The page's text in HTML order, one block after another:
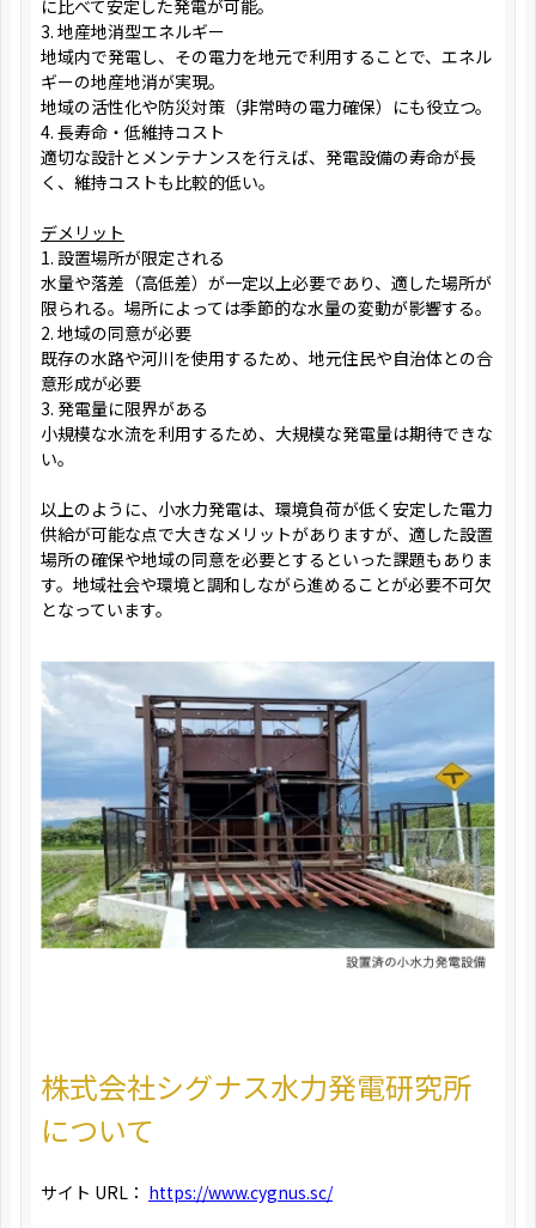
に比べて安定した発電が可能。
3. 地産地消型エネルギー
地域内で発電し、その電力を地元で利用することで、エネル
ギーの地産地消が実現。
地域の活性化や防災対策（非常時の電力確保）にも役立つ。
4. 長寿命・低維持コスト
適切な設計とメンテナンスを行えば、発電設備の寿命が長
く、維持コストも比較的低い。
デメリット
1. 設置場所が限定される
水量や落差（高低差）が一定以上必要であり、適した場所が
限られる。場所によっては季節的な水量の変動が影響する。
2. 地域の同意が必要
既存の水路や河川を使用するため、地元住民や自治体との合
意形成が必要
3. 発電量に限界がある
小規模な水流を利用するため、大規模な発電量は期待できな
い。
以上のように、小水力発電は、環境負荷が低く安定した電力
供給が可能な点で大きなメリットがありますが、適した設置
場所の確保や地域の同意を必要とするといった課題もありま
す。地域社会や環境と調和しながら進めることが必要不可欠
となっています。
株式会社シグナス水力発電研究所
について
サイト URL： https://www.cygnus.sc/